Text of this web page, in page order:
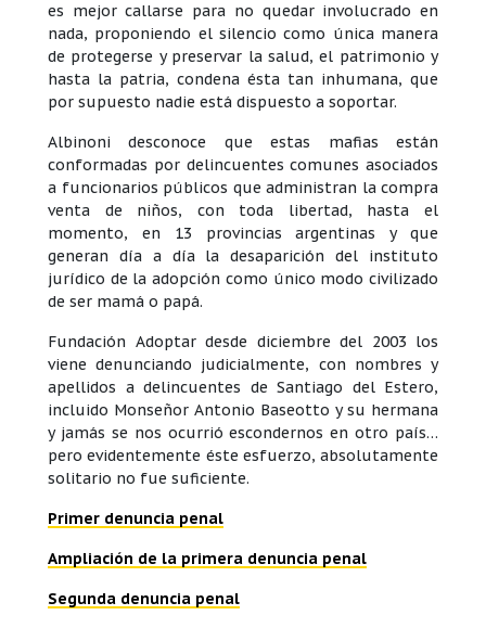
es mejor callarse para no quedar involucrado en
nada, proponiendo el silencio como única manera
de protegerse y preservar la salud, el patrimonio y
hasta la patria, condena ésta tan inhumana, que
por supuesto nadie está dispuesto a soportar.
Albinoni desconoce que estas mafias están
conformadas por delincuentes comunes asociados
a funcionarios públicos que administran la compra
venta de niños, con toda libertad, hasta el
momento, en 13 provincias argentinas y que
generan día a día la desaparición del instituto
jurídico de la adopción como único modo civilizado
de ser mamá o papá.
Fundación Adoptar desde diciembre del 2003 los
viene denunciando judicialmente, con nombres y
apellidos a delincuentes de Santiago del Estero,
incluido Monseñor Antonio Baseotto y su hermana
y jamás se nos ocurrió escondernos en otro país…
pero evidentemente éste esfuerzo, absolutamente
solitario no fue suficiente.
Primer denuncia penal
Ampliación de la primera denuncia penal
Segunda denuncia penal